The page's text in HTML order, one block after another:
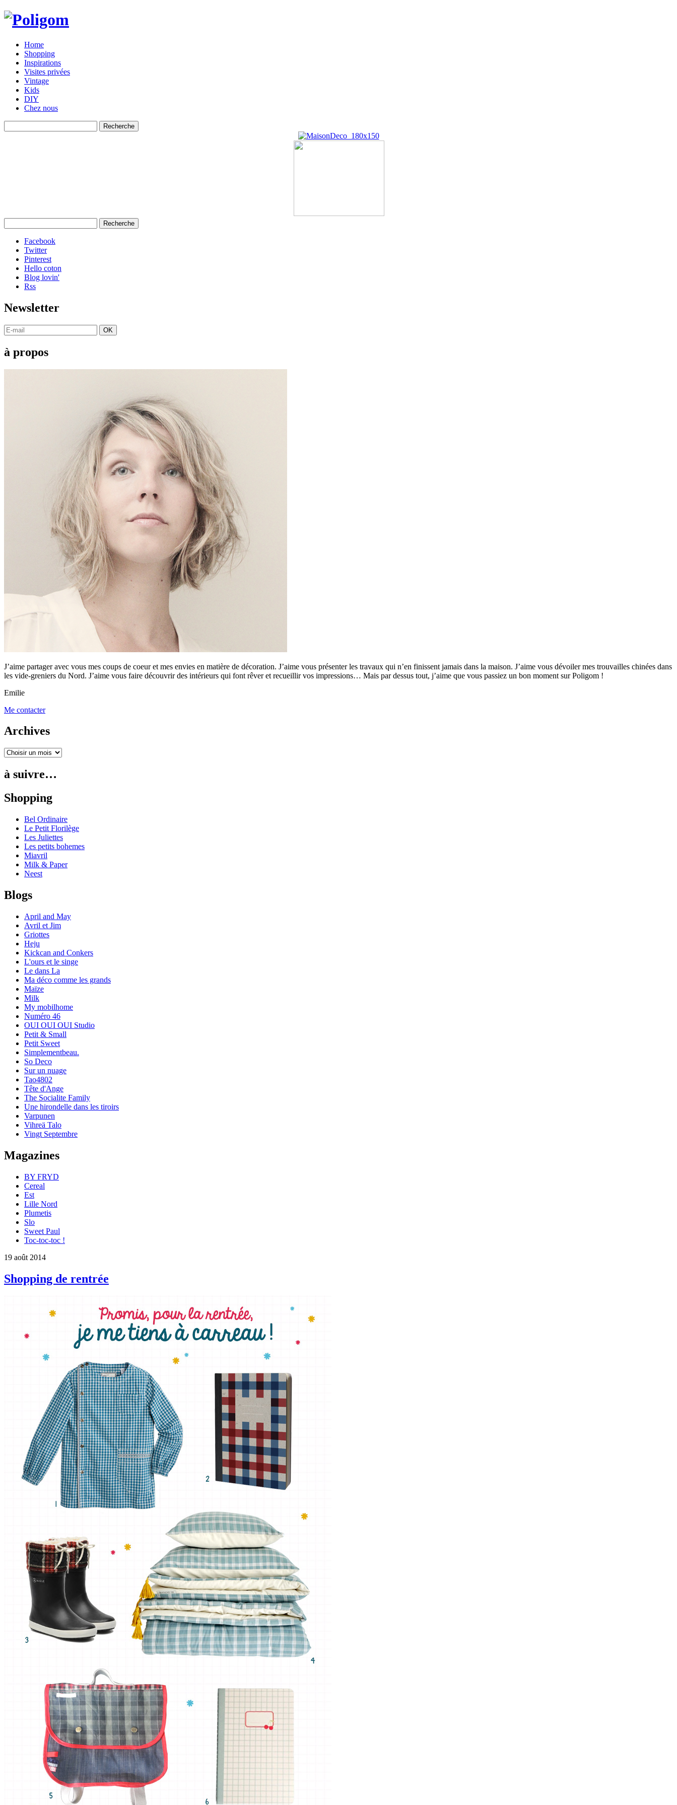
Home
Shopping
Inspirations
Visites privées
Vintage
Kids
DIY
Chez nous
Facebook
Twitter
Pinterest
Hello coton
Blog lovin'
Rss
Newsletter
OK
à propos
J’aime partager avec vous mes coups de coeur et mes envies en matière de décoration. J’aime vous présenter les travaux qui n’en finissent jamais dans la maison. J’aime vous dévoiler mes trouvailles chinées dans
les vide-greniers du Nord. J’aime vous faire découvrir des intérieurs qui font rêver et recueillir vos impressions… Mais par dessus tout, j’aime que vous passiez un bon moment sur Poligom !
Emilie
Me contacter
Archives
à suivre…
Shopping
Bel Ordinaire
Le Petit Florilège
Les Juliettes
Les petits bohemes
Miavril
Milk & Paper
Neest
Blogs
April and May
Avril et Jim
Griottes
Heju
Kickcan and Conkers
L'ours et le singe
Le dans La
Ma déco comme les grands
Maïze
Milk
My mobilhome
Numéro 46
OUI OUI OUI Studio
Petit & Small
Petit Sweet
Simplementbeau.
So Deco
Sur un nuage
Tao4802
Tête d'Ange
The Socialite Family
Une hirondelle dans les tiroirs
Varpunen
Vihreä Talo
Vingt Septembre
Magazines
BY FRYD
Cereal
Est
Lille Nord
Plumetis
Slo
Sweet Paul
Toc-toc-toc !
19 août 2014
Shopping de rentrée